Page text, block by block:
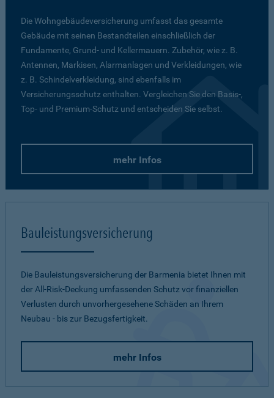
Die Wohngebäudeversicherung umfasst das gesamte
Gebäude mit seinen Bestandteilen einschließlich der
Fundamente, Grund- und Kellermauern. Zubehör, wie z. B.
Antennen, Markisen, Alarmanlagen und Verkleidungen, wie
z. B. Schindelverkleidung, sind ebenfalls im
Versicherungsschutz enthalten. Vergleichen Sie den Basis-,
Top- und Premium-Schutz und entscheiden Sie selbst.
mehr Infos
Bauleistungsversicherung
Die Bauleistungsversicherung der Barmenia bietet Ihnen mit
der All-Risk-Deckung umfassenden Schutz vor finanziellen
Verlusten durch unvorhergesehene Schäden an Ihrem
Neubau - bis zur Bezugsfertigkeit.
mehr Infos